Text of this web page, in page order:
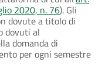
2020, n. 76). Gli
dovute a titolo di
dovuti al
domanda di
per ogni semestre